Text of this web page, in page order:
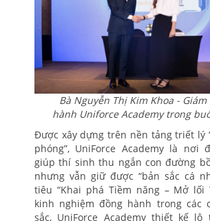
Bà Nguyễn Thị Kim Khoa -
hành Uniforce Academy trong
Được xây dựng trên nền tảng triết lý
phóng”, UniForce Academy là nơi
giúp thí sinh thu ngắn con đường
nhưng vẫn giữ được “bản sắc cá
tiêu “Khai phá Tiềm năng – Mở lối
kinh nghiệm đồng hành trong các
sắc, UniForce Academy thiết kế